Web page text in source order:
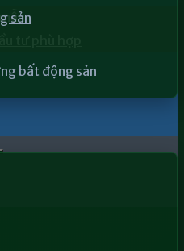
sản
bất động sản